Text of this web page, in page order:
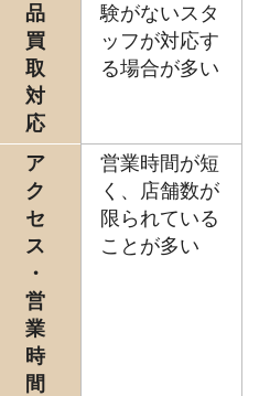
品
買
取
対
応
験がないスタ
ッフが対応す
る場合が多い
ア
ク
セ
ス
・
営
業
時
間
営業時間が短
く、店舗数が
限られている
ことが多い